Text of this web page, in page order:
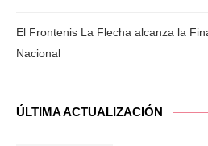
El Frontenis La Flecha alcanza la
Nacional
ÚLTIMA ACTUALIZACIÓN